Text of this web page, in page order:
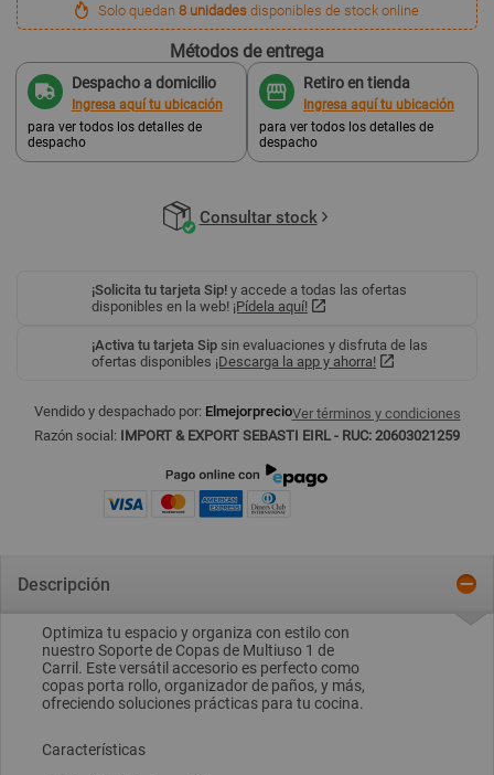
Solo quedan8 unidades disponibles de stock online
Métodos de entrega
Despacho a domicilio
Ingresa aquí tu ubicación
para ver todos los detalles de
despacho
Retiro en tienda
Ingresa aquí tu ubicación
para ver todos los detalles de
despacho
Consultar stock
¡Solicita tu tarjeta Sip! y accede a todas las ofertas
disponibles en la web! ¡Pídela aquí!
¡Activa tu tarjeta Sip sin evaluaciones y disfruta de las
ofertas disponibles ¡Descarga la app y ahorra!
Vendido y despachado por: ElmejorprecioVer términos y condiciones
Razón social: IMPORT & EXPORT SEBASTI EIRL - RUC: 20603021259
Descripción
Optimiza tu espacio y organiza con estilo con
nuestro Soporte de Copas de Multiuso 1 de
Carril. Este versátil accesorio es perfecto como
copas porta rollo, organizador de paños, y más,
ofreciendo soluciones prácticas para tu cocina.
Características